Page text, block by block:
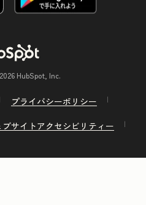
HubSpot, Inc.
プライバシーポリシー
ブサイトアクセシビリティー